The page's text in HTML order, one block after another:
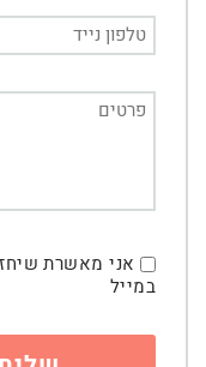
אני מאשרת
במייל